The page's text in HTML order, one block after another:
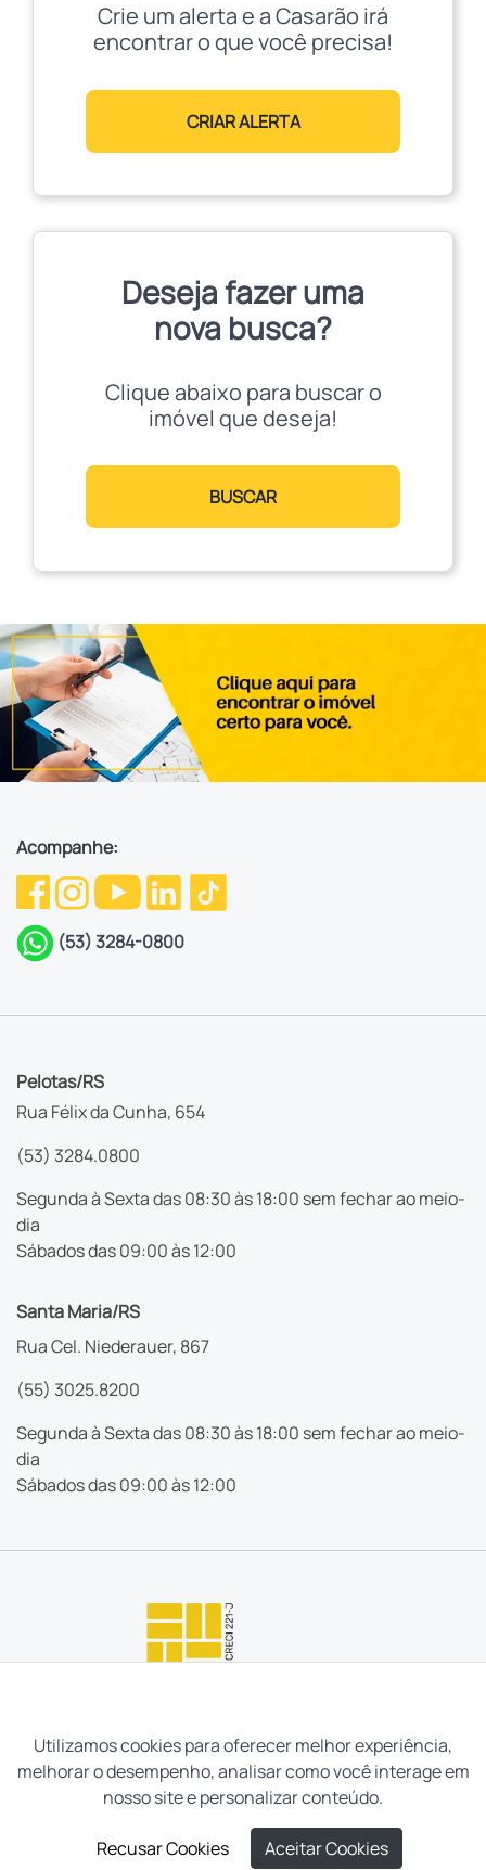
Crie um alerta e a Casarão irá
encontrar o que você precisa!
CRIAR ALERTA
Deseja fazer uma
nova busca?
Clique abaixo para buscar o
imóvel que deseja!
BUSCAR
Acompanhe:
(53) 3284-0800
Pelotas/RS
Rua Félix da Cunha, 654
(53) 3284.0800
Segunda à Sexta das 08:30 às 18:00 sem fechar ao meio-
dia
Sábados das 09:00 às 12:00
Santa Maria/RS
Rua Cel. Niederauer, 867
(55) 3025.8200
Segunda à Sexta das 08:30 às 18:00 sem fechar ao meio-
dia
Sábados das 09:00 às 12:00
Utilizamos cookies para oferecer melhor experiência,
melhorar o desempenho, analisar como você interage em
nosso site e personalizar conteúdo.
Recusar Cookies Aceitar Cookies